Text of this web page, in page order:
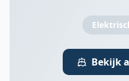
Bekijk